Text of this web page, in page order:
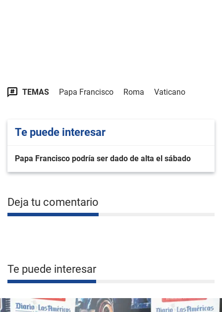
TEMAS Papa Francisco Roma Vaticano
Te puede interesar
Papa Francisco podría ser dado de alta el sábado
Deja tu comentario
Te puede interesar